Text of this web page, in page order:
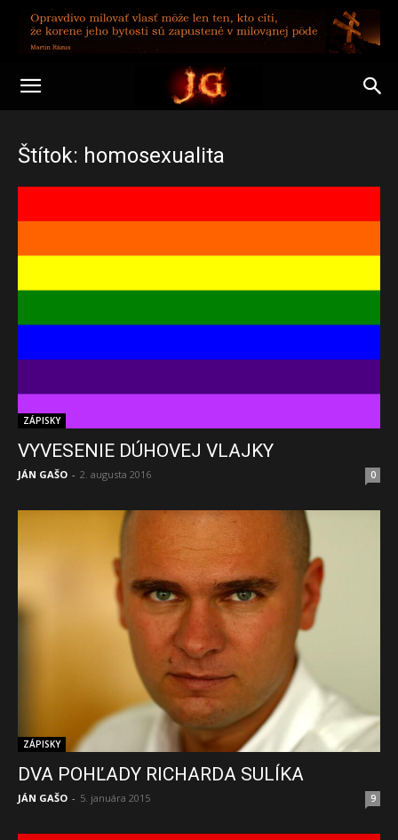
Štítok: homosexualita
ZÁPISKY
VYVESENIE DÚHOVEJ VLAJKY
JÁN GAŠO - 2. augusta 2016 0
ZÁPISKY
DVA POHĽADY RICHARDA SULÍKA
JÁN GAŠO - 5. januára 2015 9